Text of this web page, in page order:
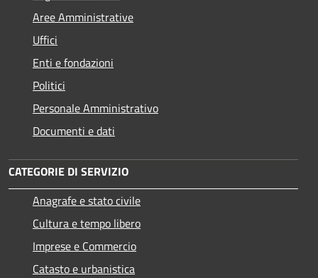
Aree Amministrative
Uffici
Enti e fondazioni
Politici
Personale Amministrativo
Documenti e dati
CATEGORIE DI SERVIZIO
Anagrafe e stato civile
Cultura e tempo libero
Imprese e Commercio
Catasto e urbanistica